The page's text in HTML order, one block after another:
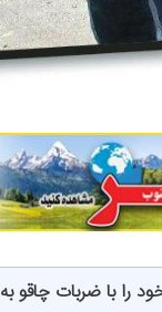
را با ضربات